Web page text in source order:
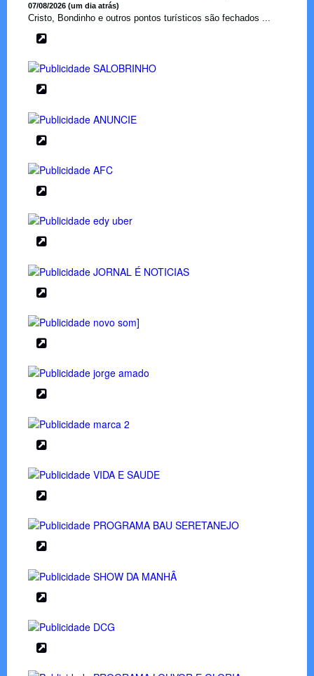
07/08/2026 (um dia atrás)
Cristo, Bondinho e outros pontos turísticos são fechados ...